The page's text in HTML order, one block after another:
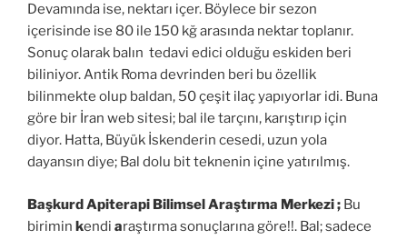
Devamında ise, nektarı içer. Böylece bir sezon
içerisinde ise 80 ile 150 kğ arasında nektar toplanır.
Sonuç olarak balın tedavi edici olduğu eskiden beri
biliniyor. Antik Roma devrinden beri bu özellik
bilinmekte olup baldan, 50 çeşit ilaç yapıyorlar idi. Buna
göre bir İran web sitesi; bal ile tarçını, karıştırıp için
diyor. Hatta, Büyük İskenderin cesedi, uzun yola
dayansın diye; Bal dolu bit teknenin içine yatırılmış.
Başkurd Apiterapi Bilimsel Araştırma Merkezi ; Bu
birimin kendi araştırma sonuçlarına göre!!. Bal; sadece